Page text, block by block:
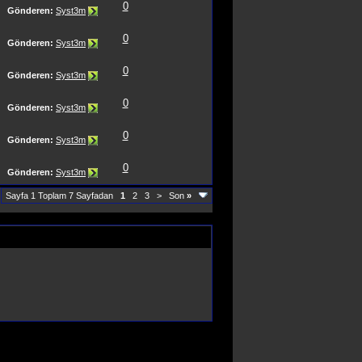
Gönderen: Syst3m 0
Gönderen: Syst3m 0
Gönderen: Syst3m 0
Gönderen: Syst3m 0
Gönderen: Syst3m 0
Gönderen: Syst3m 0
Sayfa 1 Toplam 7 Sayfadan 1 2 3 > Son »